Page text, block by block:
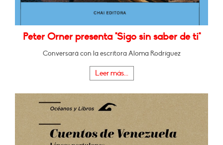
Peter Orner presenta "Sigo sin saber de ti"
Conversará con la escritora Aloma Rodríguez
Leer más...